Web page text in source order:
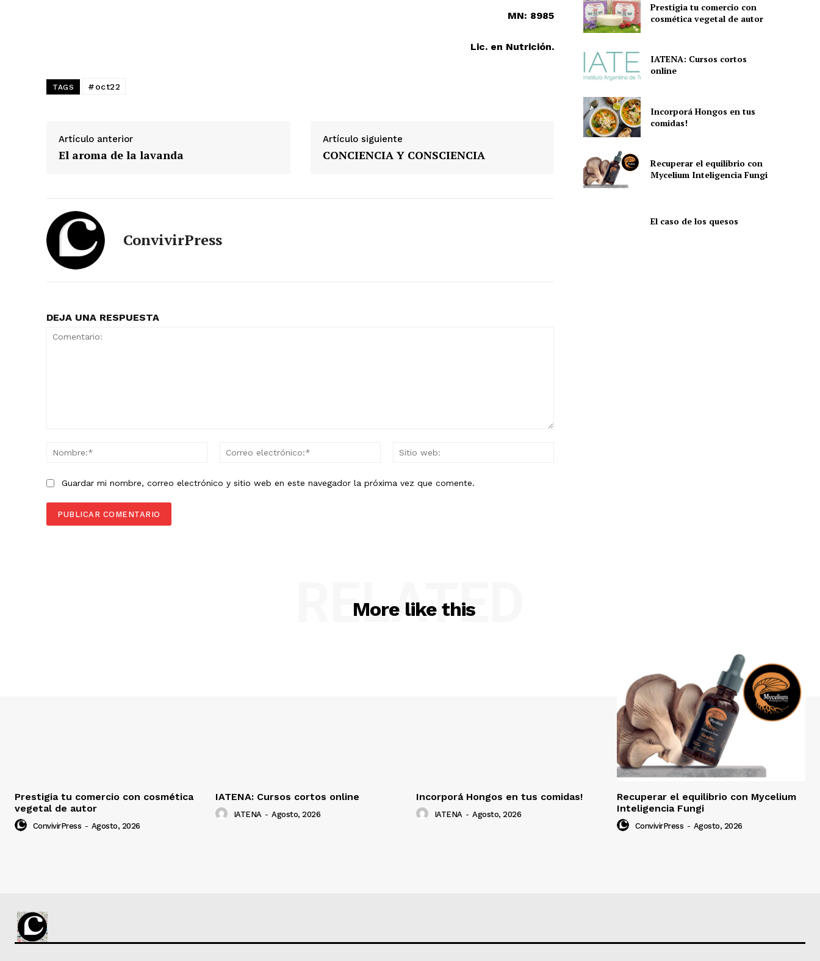
MN: 8985
Lic. en Nutrición.
TAGS #oct22
Artículo anterior
El aroma de la lavanda
Artículo siguiente
CONCIENCIA Y CONSCIENCIA
ConvivirPress
DEJA UNA RESPUESTA
Nombre:*
Correo
Guardar mi nombre, correo electrónico y sitio web en este navegador la próxima vez que comente.
Prestigia tu comercio con
cosmética vegetal de autor
IATENA: Cursos cortos
online
Incorporá Hongos en tus
comidas!
Recuperar el equilibrio con
Mycelium Inteligencia Fungi
El caso de los quesos
More like this
RELATED
Prestigia tu comercio con cosmética
vegetal de autor
ConvivirPress - Agosto, 2026
IATENA: Cursos cortos online
IATENA - Agosto, 2026
Incorporá Hongos en tus comidas!
IATENA - Agosto, 2026
Recuperar el equilibrio con Mycelium
Inteligencia Fungi
ConvivirPress - Agosto, 2026